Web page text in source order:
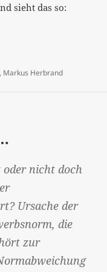
sieht das so:
Markus Herbrand
nicht doch
Ursache der
die
zur